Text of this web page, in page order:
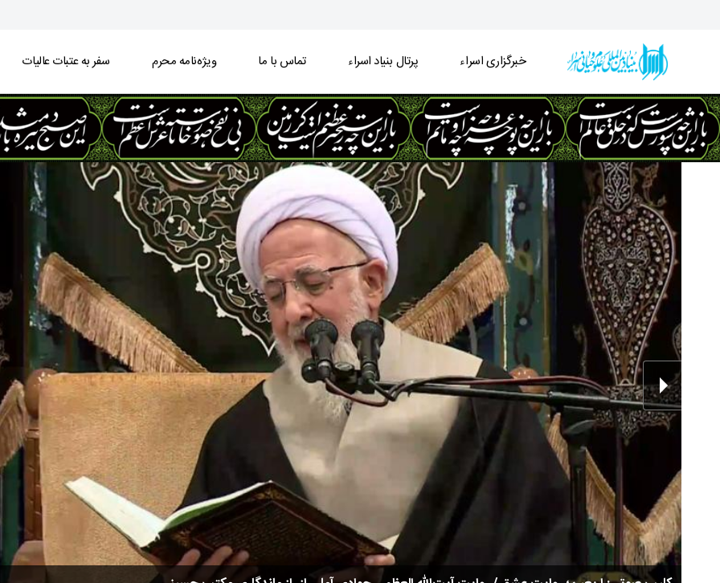
خبرگزاری اسراء پرتال بنیاد اسراء تماس با ما ویژه‌نامه محرم سفر به عتبات عالیات
خبرگزاری اسراء - خبرگزاری اسراء